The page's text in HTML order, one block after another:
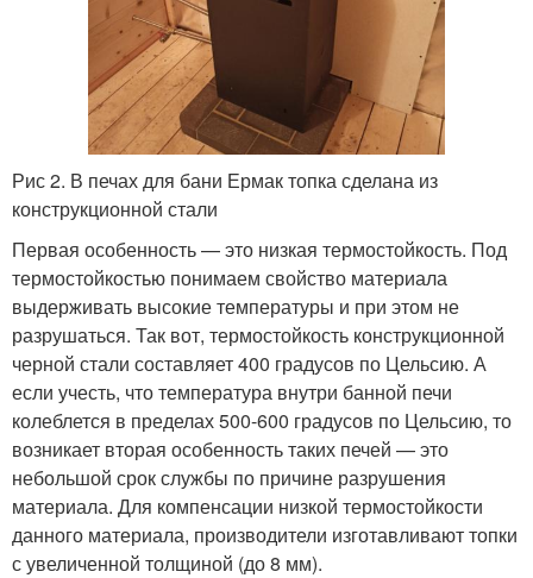
Рис 2. В печах для бани Ермак топка сделана из
конструкционной стали
Первая особенность — это низкая термостойкость. Под
термостойкостью понимаем свойство материала
выдерживать высокие температуры и при этом не
разрушаться. Так вот, термостойкость конструкционной
черной стали составляет 400 градусов по Цельсию. А
если учесть, что температура внутри банной печи
колеблется в пределах 500-600 градусов по Цельсию, то
возникает вторая особенность таких печей — это
небольшой срок службы по причине разрушения
материала. Для компенсации низкой термостойкости
данного материала, производители изготавливают топки
с увеличенной толщиной (до 8 мм).